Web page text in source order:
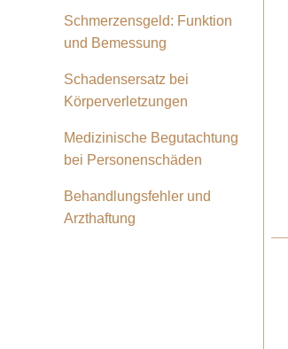
Schmerzensgeld: Funktion
und Bemessung
Schadensersatz bei
Körperverletzungen
Medizinische Begutachtung
bei Personenschäden
Behandlungsfehler und
Arzthaftung